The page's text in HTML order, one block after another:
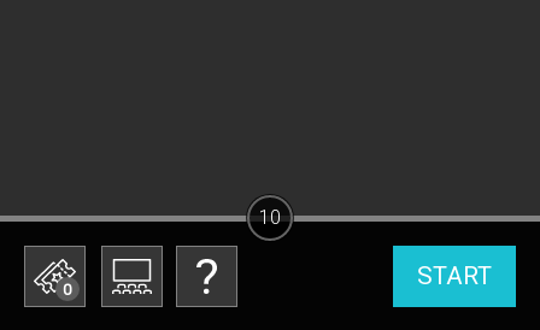
0 START
10